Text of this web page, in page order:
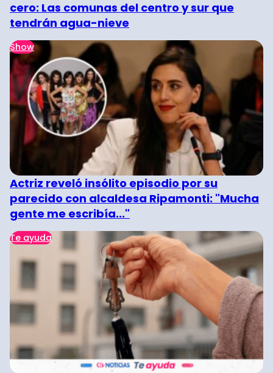
cero: Las comunas del centro y sur que
tendrán agua-nieve
Show
Actriz reveló insólito episodio por su
parecido con alcaldesa Ripamonti: "Mucha
gente me escribía..."
Te ayuda